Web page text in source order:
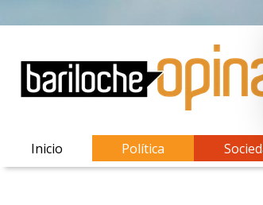
Inicio Política